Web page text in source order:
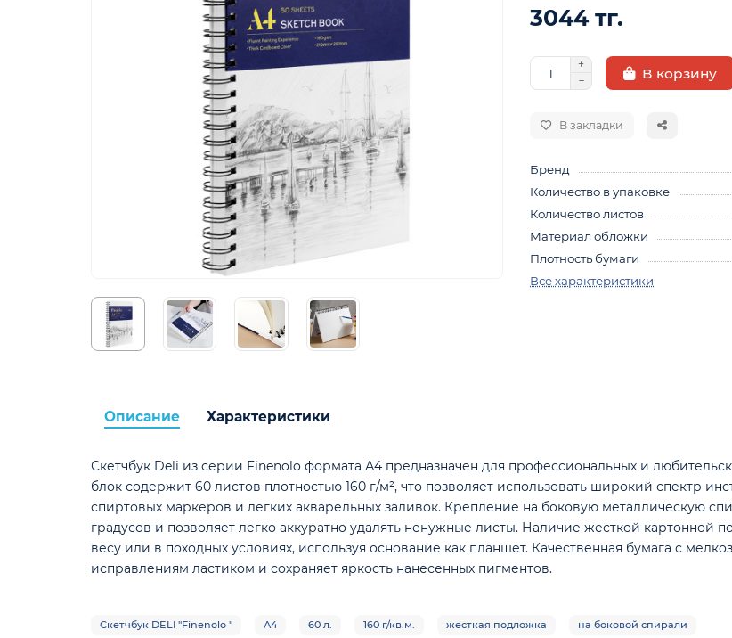
3044 тг.
В корзину
В закладки
Бренд
Количество в упаковке
Количество листов
Материал обложки
Плотность бумаги
Все характеристики
Описание Характеристики
Скетчбук Deli из серии Finenolo формата А4 предназначен для профессиональных и
блок содержит 60 листов плотностью 160 г/м², что позволяет использовать широкий спектр
спиртовых маркеров и легких акварельных заливок. Крепление на боковую металлическую
градусов и позволяет легко аккуратно удалять ненужные листы. Наличие жесткой картонной
весу или в походных условиях, используя основание как планшет. Качественная бумага с
исправлениям ластиком и сохраняет яркость нанесенных пигментов.
Скетчбук DELI "Finenolo " А4 60 л. 160 г/кв.м. жесткая подложка на боковой спирали